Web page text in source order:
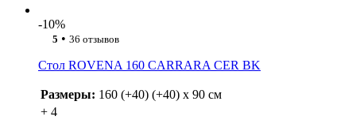
-10%
5 • 36 отзывов
Стол ROVENA 160 CARRARA CER BK
Размеры: 160 (+40) (+40) x 90 см
+ 4